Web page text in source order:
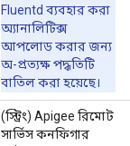
Fluentd ব্যবহার করা
অ্যানালিটিক্স
আপলোড করার জন্য
অ-প্রত্যক্ষ পদ্ধতিটি
বাতিল করা হয়েছে।
(স্ট্রিং) Apigee রিমোট
সার্ভিস কনফিগার